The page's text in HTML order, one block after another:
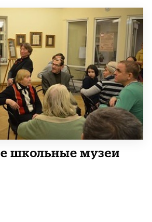
школьные музеи